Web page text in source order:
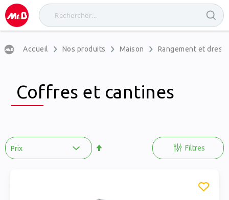
Accueil Nos produits Maison Rangement et
Coffres et cantines
Filtres